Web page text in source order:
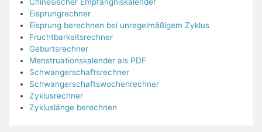
Chinesischer Empfängniskalender
Eisprungrechner
Eisprung berechnen bei unregelmäßigem Zyklus
Fruchtbarkeitsrechner
Geburtsrechner
Menstruationskalender als PDF
Schwangerschaftsrechner
Schwangerschaftswochenrechner
Zyklusrechner
Zykluslänge berechnen